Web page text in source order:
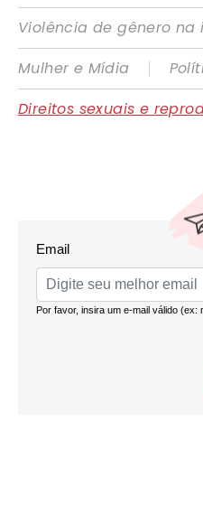
Violência de gênero na
Mulher e Mídia
|
Direitos sexuais e